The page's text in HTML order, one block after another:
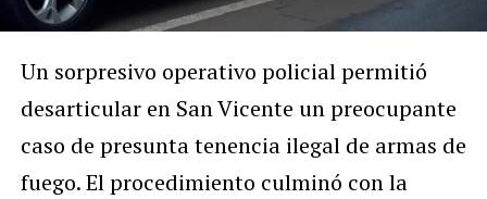
Un sorpresivo operativo policial permitió
desarticular en San Vicente un preocupante
caso de presunta tenencia ilegal de armas de
fuego. El procedimiento culminó con la